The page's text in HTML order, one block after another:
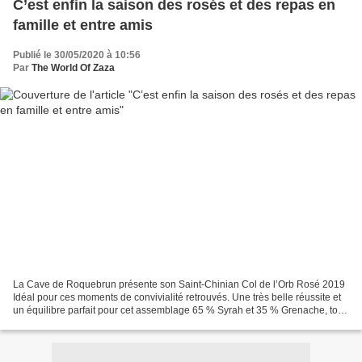
C’est enfin la saison des rosés et des repas en
famille et entre amis
Publié le 30/05/2020 à 10:56
Par The World Of Zaza
La Cave de Roquebrun présente son Saint-Chinian Col de l’Orb Rosé 2019
Idéal pour ces moments de convivialité retrouvés. Une très belle réussite et
un équilibre parfait pour cet assemblage 65 % Syrah et 35 % Grenache, tout